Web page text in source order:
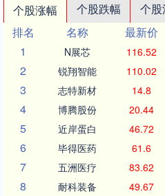
个股涨幅 个股跌幅 个股
排名
名称 最新价
1
N展芯 116.52
2 锐翔智能 110.02
3 志特新材 14.8
4 博腾股份 20.44
5 近岸蛋白 46.72
6 毕得医药 61.6
7 五洲医疗 83.62
8 耐科装备 49.67